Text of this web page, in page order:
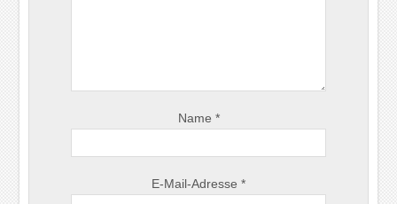
Name *
E-Mail-Adresse *